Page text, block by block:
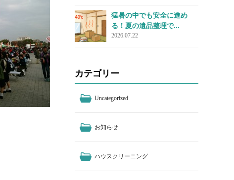
猛暑の中でも安全に進め
る！夏の遺品整理で...
2026.07.22
カテゴリー
Uncategorized
お知らせ
ハウスクリーニング